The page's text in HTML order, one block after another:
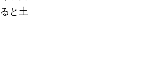
と土